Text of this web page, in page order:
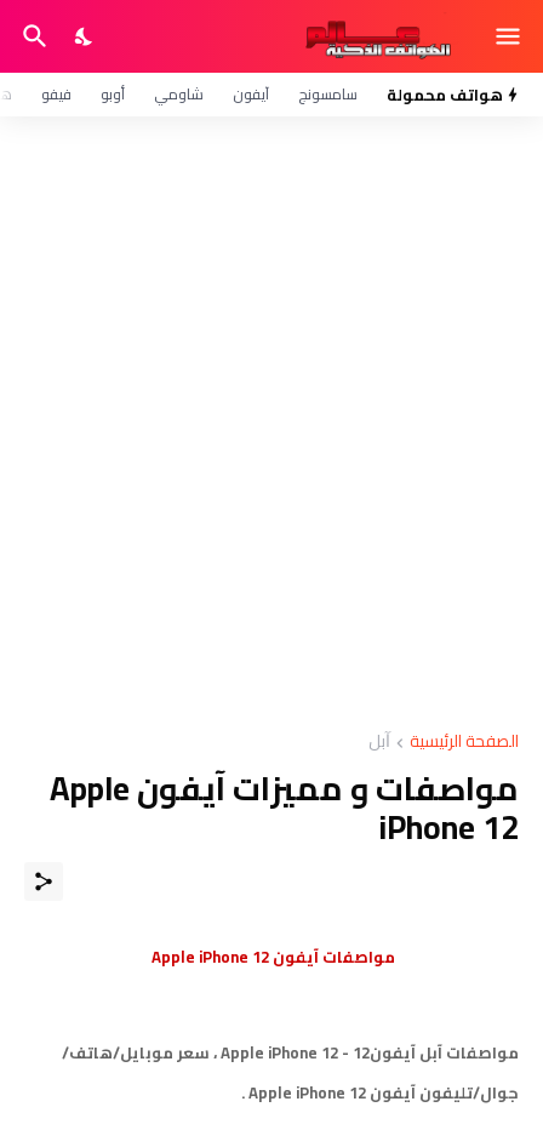
هواتف محمولة سامسونج آيفون شاومي أوبو فيفو
الصفحة الرئيسية ﺁﺑﻞ
مواصفات و مميزات آيفون Apple
iPhone 12
مواصفات آيفون Apple iPhone 12
مواصفات آبل آيفون12 - Apple iPhone 12 ، سعر موبايل/هاتف/
جوال/تليفون آيفون Apple iPhone 12 .